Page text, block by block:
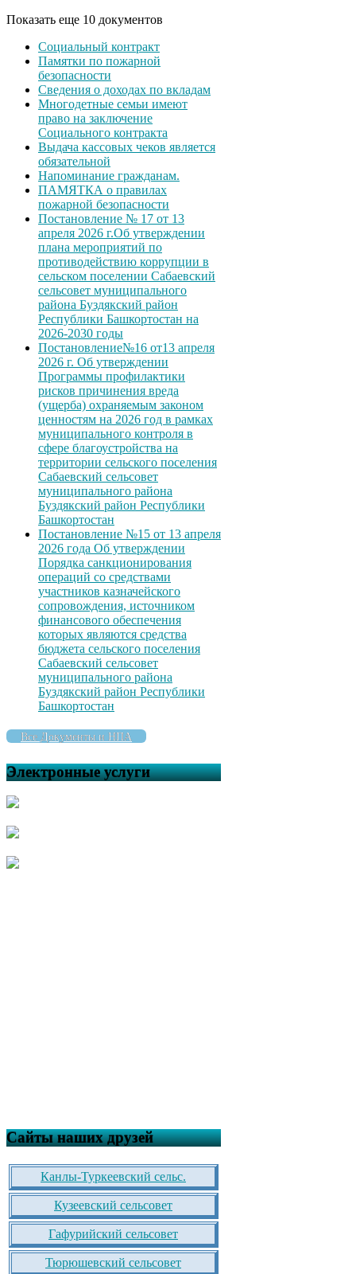
Показать еще 10 документов
Социальный контракт
Памятки по пожарной
безопасности
Сведения о доходах по вкладам
Многодетные семьи имеют
право на заключение
Социального контракта
Выдача кассовых чеков является
обязательной
Напоминание гражданам.
ПАМЯТКА о правилах
пожарной безопасности
Постановление № 17 от 13
апреля 2026 г.Об утверждении
плана мероприятий по
противодействию коррупции в
сельском поселении Сабаевский
сельсовет муниципального
района Буздякский район
Республики Башкортостан на
2026-2030 годы
Постановление№16 от13 апреля
2026 г. Об утверждении
Программы профилактики
рисков причинения вреда
(ущерба) охраняемым законом
ценностям на 2026 год в рамках
муниципального контроля в
сфере благоустройства на
территории сельского поселения
Сабаевский сельсовет
муниципального района
Буздякский район Республики
Башкортостан
Постановление №15 от 13 апреля
2026 года Об утверждении
Порядка санкционирования
операций со средствами
участников казначейского
сопровождения, источником
финансового обеспечения
которых являются средства
бюджета сельского поселения
Сабаевский сельсовет
муниципального района
Буздякский район Республики
Башкортостан
Все Документы и НПА
Электронные услуги
Сайты наших друзей
Канлы-Туркеевский сельс.
Кузеевский сельсовет
Гафурийский сельсовет
Тюрюшевский сельсовет